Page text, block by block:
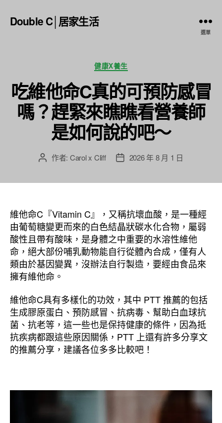
Double C│居家生活
選單
分
類
健康X養生
吃維他命C真的可預防感冒
嗎？趕緊來瞧瞧看營養師
是如何說的吧～
文 作者: Carol x Cliff
文
期
2026 年 8 月 1 日
維他命C『Vitamin C』，又稱抗壞血酸，是一種經
由葡萄糖變更而來的白色結晶狀碳水化合物，屬弱
酸性且帶有酸味，是身體之中重要的水溶性維他
命，絕大部份哺乳動物能自行從體內合成，僅有人
類由於基因變異，沒辦法自行製造，要經由食品來
擁有維他命。
維他命C具有多樣化的功效，其中 PTT 推薦的包括
生成膠原蛋白、預防感冒、抗病毒、幫助白血球抗
菌、抗老等，這一些也是保持健康的條件，因為抵
抗疾病都跟這些原因關係，PTT 上還有許多分享文
的推薦分享，建議各位多多比較吧！